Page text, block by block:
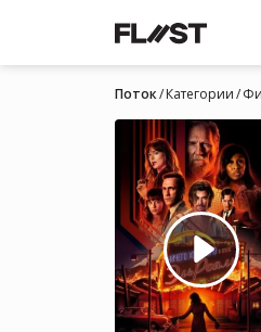
Поток Категории